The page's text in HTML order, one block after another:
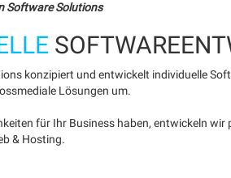
Software Solutions
konzipiert und entwickelt individuelle
Lösungen um.
für Ihr Business haben, entwickeln
& Hosting.